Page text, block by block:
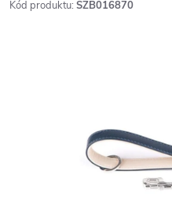
Kód produktu: SZB016870